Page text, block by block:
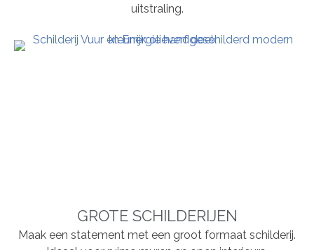
uitstraling.
GROTE SCHILDERIJEN
Maak een statement met een groot formaat schilderij.